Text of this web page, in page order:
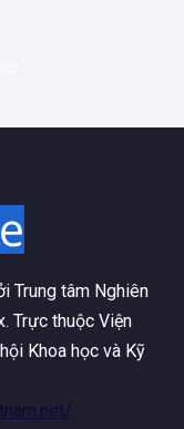
Trung tâm Nghiên
Trực thuộc Viện
Khoa học và Kỹ